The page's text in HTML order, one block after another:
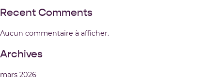
Recent Comments
Aucun commentaire à afficher.
Archives
mars 2026